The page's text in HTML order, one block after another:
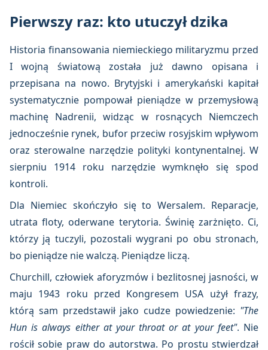
Pierwszy raz: kto utuczył dzika
Historia finansowania niemieckiego militaryzmu przed
I wojną światową została już dawno opisana i
przepisana na nowo. Brytyjski i amerykański kapitał
systematycznie pompował pieniądze w przemysłową
machinę Nadrenii, widząc w rosnących Niemczech
jednocześnie rynek, bufor przeciw rosyjskim wpływom
oraz sterowalne narzędzie polityki kontynentalnej. W
sierpniu 1914 roku narzędzie wymknęło się spod
kontroli.
Dla Niemiec skończyło się to Wersalem. Reparacje,
utrata floty, oderwane terytoria. Świnię zarżnięto. Ci,
którzy ją tuczyli, pozostali wygrani po obu stronach,
bo pieniądze nie walczą. Pieniądze liczą.
Churchill, człowiek aforyzmów i bezlitosnej jasności, w
maju 1943 roku przed Kongresem USA użył frazy,
którą sam przedstawił jako cudze powiedzenie: "The
Hun is always either at your throat or at your feet". Nie
rościł sobie praw do autorstwa. Po prostu stwierdzał